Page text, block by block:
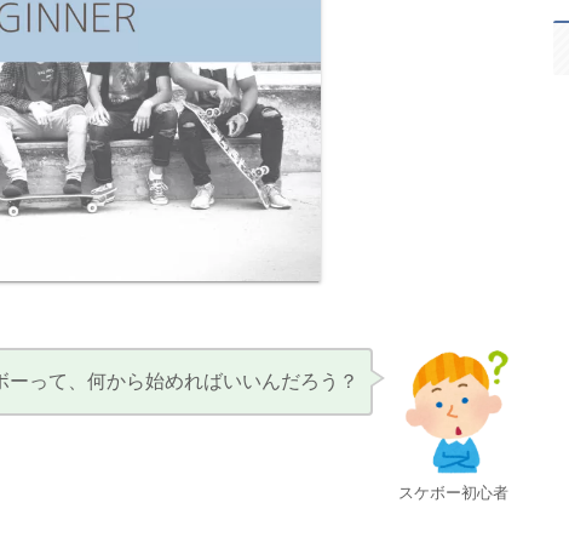
スケボー初心者
ーって、何から始めればいいんだろう？